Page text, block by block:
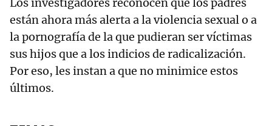
Los investigadores reconocen que los padres
están ahora más alerta a la violencia sexual o a
la pornografía de la que pudieran ser víctimas
sus hijos que a los indicios de radicalización.
Por eso, les instan a que no minimice estos
últimos.